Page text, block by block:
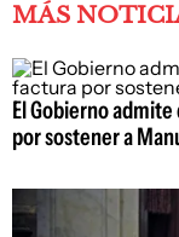
MÁS
El Gobierno
por sostener a